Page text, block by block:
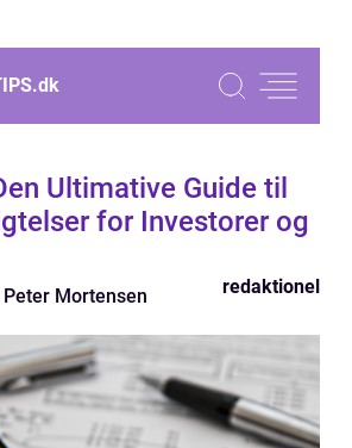
dk
Ultimative Guide til
for Investorer og
Peter Mortensen redaktionel